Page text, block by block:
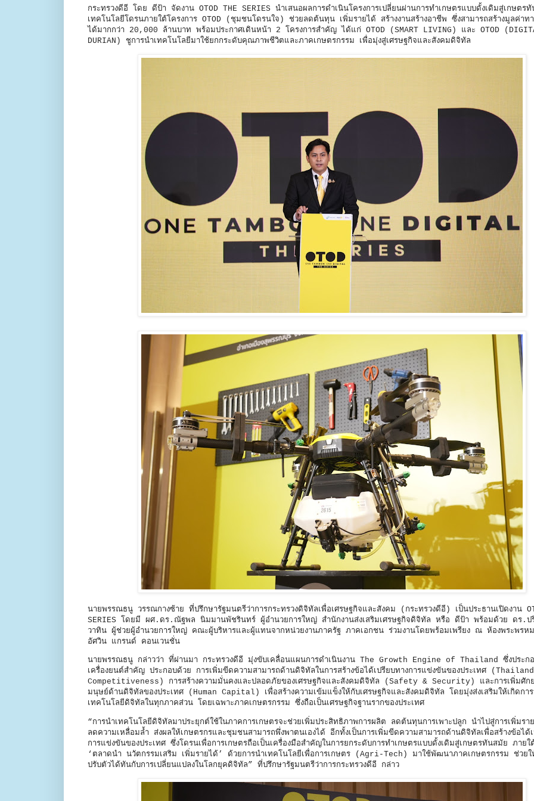
กระทรวงดีอี โดย ดีป้า จัดงาน OTOD THE SERIES นำเสนอผลการดำเนินโครงการเปลี่ยนผ่านการทำเกษตรแบบดั้งเดิมสู่เกษตร
เทคโนโลยีโดรนภายใต้โครงการ OTOD (ชุมชนโดรนใจ) ช่วยลดต้นทุน เพิ่มรายได้ สร้างงานสร้างอาชีพ ซึ่งสามารถสร้างมูลค่าทา
ได้มากกว่า 20,000 ล้านบาท พร้อมประกาศเดินหน้า 2 โครงการสำคัญ ได้แก่ OTOD (SMART LIVING) และ OTOD
DURIAN) ชูการนำเทคโนโลยีมาใช้ยกกระดับคุณภาพชีวิตและภาคเกษตรกรรม เพื่อมุ่งสู่เศรษฐกิจและสังคมดิจิทัล
นายพรรณธนู วรรณกางซ้าย ที่ปรึกษารัฐมนตรีว่าการกระทรวงดิจิทัลเพื่อเศรษฐกิจและสังคม (กระทรวงดีอี) เป็นประธานเปิดงาน
SERIES โดยมี ผศ.ดร.ณัฐพล นิมมานพัชรินทร์ ผู้อำนวยการใหญ่ สำนักงานส่งเสริมเศรษฐกิจดิจิทัล หรือ ดีป้า พร้อมด้วย ดร.ป
วาทิน ผู้ช่วยผู้อำนวยการใหญ่ คณะผู้บริหารและผู้แทนจากหน่วยงานภาครัฐ ภาคเอกชน ร่วมงานโดยพร้อมเพรียง ณ ห้องพระพรห
อัศวิน แกรนด์ คอนเวนชั่น
นายพรรณธนู กล่าวว่า ที่ผ่านมา กระทรวงดีอี มุ่งขับเคลื่อนแผนการดำเนินงาน The Growth Engine of Thailand ซึ่งประก
เครื่องยนต์สำคัญ ประกอบด้วย การเพิ่มขีดความสามารถด้านดิจิทัลในการสร้างข้อได้เปรียบทางการแข่งขันของประเทศ (Thailand
Competitiveness) การสร้างความมั่นคงและปลอดภัยของเศรษฐกิจและสังคมดิจิทัล (Safety & Security) และการเพิ่มศัก
มนุษย์ด้านดิจิทัลของประเทศ (Human Capital) เพื่อสร้างความเข้มแข็งให้กับเศรษฐกิจและสังคมดิจิทัล โดยมุ่งส่งเสริมให้เกิดกา
เทคโนโลยีดิจิทัลในทุกภาคส่วน โดยเฉพาะภาคเกษตรกรรม ซึ่งถือเป็นเศรษฐกิจฐานรากของประเทศ
“การนำเทคโนโลยีดิจิทัลมาประยุกต์ใช้ในภาคการเกษตรจะช่วยเพิ่มประสิทธิภาพการผลิต ลดต้นทุนการเพาะปลูก นำไปสู่การเพิ่มรา
ลดความเหลื่อมล้ำ ส่งผลให้เกษตรกรและชุมชนสามารถพึ่งพาตนเองได้ อีกทั้งเป็นการเพิ่มขีดความสามารถด้านดิจิทัลเพื่อสร้างข้อได้
การแข่งขันของประเทศ ซึ่งโดรนเพื่อการเกษตรถือเป็นเครื่องมือสำคัญในการยกระดับการทำเกษตรแบบดั้งเดิมสู่เกษตรทันสมัย ภายใ
‘ตลาดนำ นวัตกรรมเสริม เพิ่มรายได้’ ด้วยการนำเทคโนโลยีเพื่อการเกษตร (Agri-Tech) มาใช้พัฒนาภาคเกษตรกรรม ช่วยใ
ปรับตัวได้ทันกับการเปลี่ยนแปลงในโลกยุคดิจิทัล” ที่ปรึกษารัฐมนตรีว่าการกระทรวงดีอี กล่าว